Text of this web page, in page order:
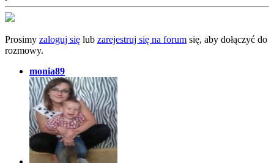
Prosimy zaloguj się lub zarejestruj się na forum się, aby dołączyć do
rozmowy.
monia89